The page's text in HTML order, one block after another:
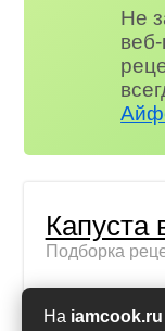
На iamcook.ru
Не
Капуста
Подборка